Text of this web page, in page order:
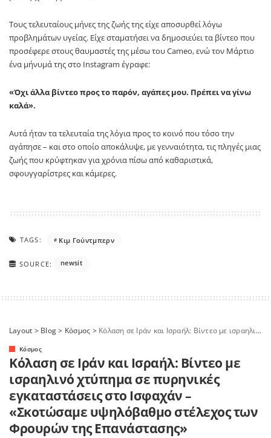
Τους τελευταίους μήνες της ζωής της είχε αποσυρθεί λόγω
προβλημάτων υγείας. Είχε σταματήσει να δημοσιεύει τα βίντεο που
προσέφερε στους θαυμαστές της μέσω του Cameo, ενώ τον Μάρτιο
ένα μήνυμά της στο Instagram έγραφε:
«Όχι άλλα βίντεο προς το παρόν, αγάπες μου. Πρέπει να γίνω
καλά».
Αυτά ήταν τα τελευταία της λόγια προς το κοινό που τόσο την
αγάπησε – και στο οποίο αποκάλυψε, με γενναιότητα, τις πληγές μιας
ζωής που κρύφτηκαν για χρόνια πίσω από καθαριστικά,
σφουγγαρίστρες και κάμερες.
TAGS: Κιμ Γούντμπερν
SOURCE: newsit
Layout > Blog> Κόσμος > Κόλαση σε Ιράν και Ισραήλ: Βίντεο με ισραηλινό χτύπημα σε πυρηνικές εγκαταστάσεις στο Ισφαχάν – «Σκοτώσαμε υψηλόβαθμο στέλεχος των Φρουρών της Επανάστασης»
Κόσμος
Κόλαση σε Ιράν και Ισραήλ: Βίντεο με
ισραηλινό χτύπημα σε πυρηνικές
εγκαταστάσεις στο Ισφαχάν –
«Σκοτώσαμε υψηλόβαθμο στέλεχος των
Φρουρών της Επανάστασης»